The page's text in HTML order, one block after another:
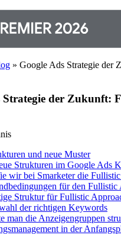
» Google Ads Strategie der
Strategie der Zukunft:
und neue Muster
Strukturen im Google Ads
wir bei Smarketer die
für den Fullistic
Struktur für Fullistic
der richtigen Keywords
man die Anzeigengruppen
in der